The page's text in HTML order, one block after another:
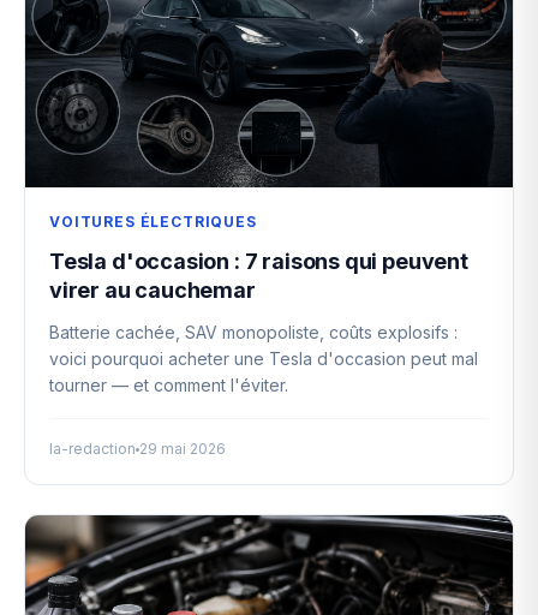
VOITURES ÉLECTRIQUES
Tesla d'occasion : 7 raisons qui peuvent
virer au cauchemar
Batterie cachée, SAV monopoliste, coûts explosifs :
voici pourquoi acheter une Tesla d'occasion peut mal
tourner — et comment l'éviter.
la-redaction 29 mai 2026